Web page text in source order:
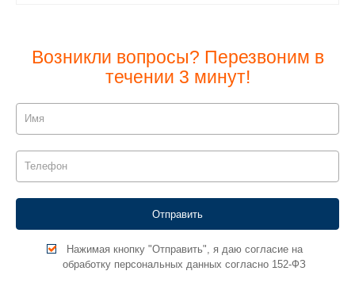
Возникли вопросы? Перезвоним в
течении 3 минут!
Нажимая кнопку "Отправить", я даю согласие на
обработку персональных данных согласно 152-ФЗ